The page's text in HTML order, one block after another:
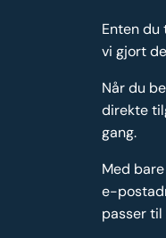
Enten
vi gjort
Når du
direkte
gang.
Med
e-
passer til